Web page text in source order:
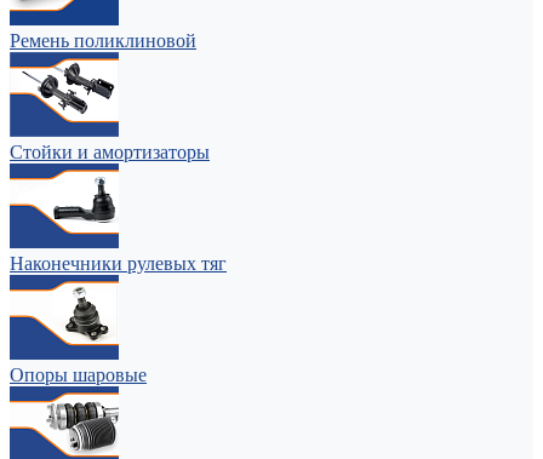
Ремень поликлиновой
Стойки и амортизаторы
Наконечники рулевых тяг
Опоры шаровые